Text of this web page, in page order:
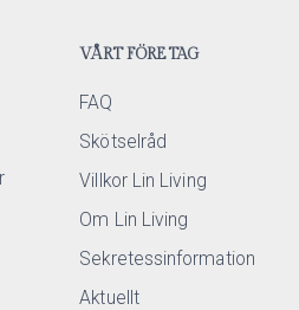
VÅRT FÖRETAG
FAQ
Skötselråd
Villkor Lin Living
Om Lin Living
Sekretessinformation
Aktuellt